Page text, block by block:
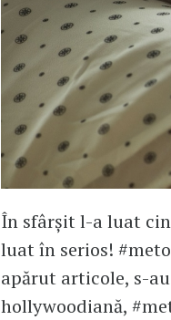
În sfârşit l-a luat
luat în serios!
apărut articole, s-
hollywoodiană,